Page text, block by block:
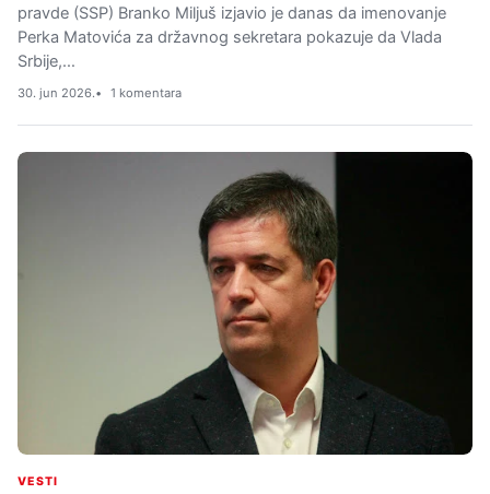
pravde (SSP) Branko Miljuš izjavio je danas da imenovanje
Perka Matovića za državnog sekretara pokazuje da Vlada
Srbije,…
30. jun 2026. 1 komentara
VESTI